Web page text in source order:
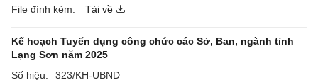
File đính kèm:
Tải về
Kế hoạch Tuyển dụng công chức các Sở, Ban, ngành tỉnh
Lạng Sơn năm 2025
Số hiệu:
323/KH-UBND